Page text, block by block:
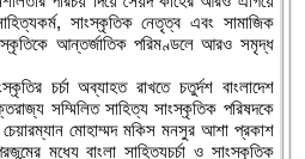
সাংস্কৃতিক নেতৃত্ব এবং সামাজিক
আন্তর্জাতিক পরিমণ্ডলে আরও সমৃদ্ধ
চর্চা অব্যাহত রাখতে চতুর্দশ বাংলাদেশ
সম্মিলিত সাহিত্য সাংস্কৃতিক পরিষদকে
চেয়ারম্যান মোহাম্মদ মকিস মনসুর আশা প্রকাশ
মধ্যে বাংলা সাহিত্যচর্চা ও সাংস্কৃতিক